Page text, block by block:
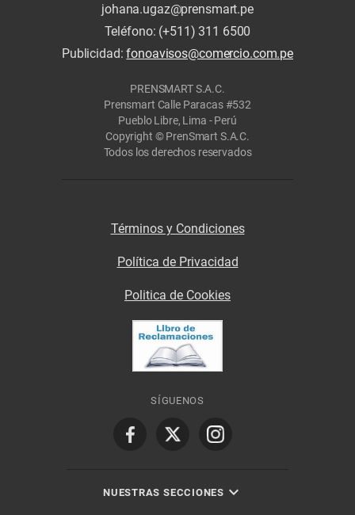
johana.ugaz@prensmart.pe
Teléfono: (+511) 311 6500
Publicidad:fonoavisos@comercio.com.pe
PRENSMART S.A.C.
Prensmart Calle Paracas #532
Pueblo Libre, Lima - Perú
Copyright © PrenSmart S.A.C.
Todos los derechos reservados
Términos y Condiciones
Política de Privacidad
Politica de Cookies
SÍGUENOS
NUESTRAS SECCIONES